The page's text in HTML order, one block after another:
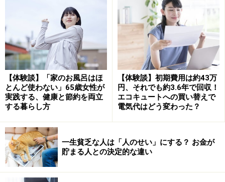
離職理由と基本手当の給付内容の関係
退職後受給する雇用保険の基本手当は、年齢や被保険者
期間、離職理由などによって異なり、「45歳以上60歳未
満、被保険者期間20年以上」の場合は下記の通りです
（令和3年8月1日以降適用）。
後の給付制限
自己都合退職者／150日／8265円／2カ月（一定の要
件あり）
【体験談】「家のお風呂はほ
とんど使わない」65歳女性が
実践する、健康と節約を両立
する暮らし方
【体験談】初期費用は約43万
円、それでも約3.6年で回収！
エコキュートへの買い替えで
電気代はどう変わった？
一生貧乏な人は「人のせい」にする？ お金が
貯まる人との決定的な違い